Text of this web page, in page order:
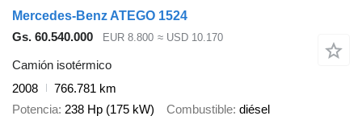
Mercedes-Benz ATEGO 1524
Gs. 60.540.000
EUR 8.800 ≈ USD 10.170
Camión isotérmico
2008
766.781 km
Potencia 238 Hp (175 kW) Combustible diésel